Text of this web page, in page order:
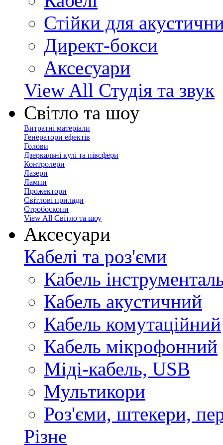
Стійки для
Директ-бокси
Аксесуари
View All Студія та звук
Світло та шоу
Витратні матеріали
Генератори ефектів
Голови
Дзеркальні кулі та півсфери
Контролери
Лазери
Лампи
Прожектори
Світлові прилади
Стробоскопи
View All Світло та шоу
Аксесуари
Кабелі та роз'єми
Кабель
Кабель акустичний
Кабель комутаційний
Кабель мікрофонний
Міді-кабель, USB
Мультикори
Роз'єми, штекери,
Різне